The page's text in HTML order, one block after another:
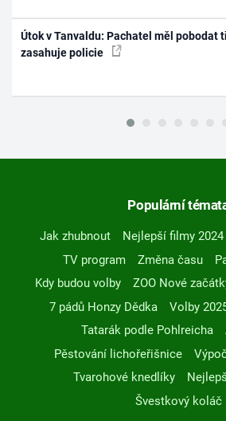
Útok v Tanvaldu: Pachatel měl pobodat
zasahuje policie
Populární
Jak zhubnout Nejlepší filmy 2024
TV program
Změna času
Kdy budou volby
ZOO Nové
7 pádů Honzy Dědka
Volby
Tatarák podle Pohlreicha
Pěstování lichořeřišnice
Tvarohové knedlíky
Švestkový koláč